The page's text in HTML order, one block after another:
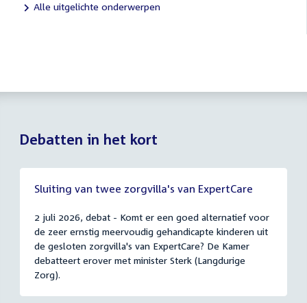
Alle uitgelichte onderwerpen
Debatten in het kort
Sluiting van twee zorgvilla's van ExpertCare
2 juli 2026, debat - Komt er een goed alternatief voor
de zeer ernstig meervoudig gehandicapte kinderen uit
de gesloten zorgvilla's van ExpertCare? De Kamer
debatteert erover met minister Sterk (Langdurige
Zorg).